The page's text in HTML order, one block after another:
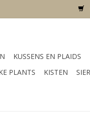
KUSSENS EN PLAIDS
PLANTS KISTEN